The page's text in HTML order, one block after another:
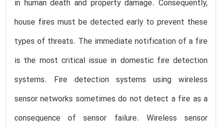
in human death and property damage. Consequently,
house fires must be detected early to prevent these
types of threats. The immediate notification of a fire
is the most critical issue in domestic fire detection
systems. Fire detection systems using wireless
sensor networks sometimes do not detect a fire as a
consequence of sensor failure. Wireless sensor